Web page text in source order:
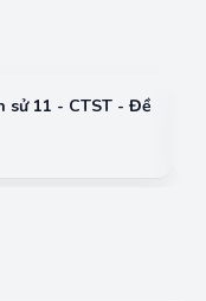
sử 11 - CTST - Đề